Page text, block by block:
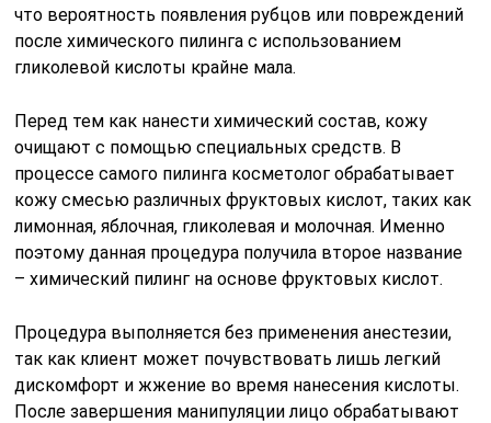
что вероятность появления рубцов или повреждений
после химического пилинга с использованием
гликолевой кислоты крайне мала.
Перед тем как нанести химический состав, кожу
очищают с помощью специальных средств. В
процессе самого пилинга косметолог обрабатывает
кожу смесью различных фруктовых кислот, таких как
лимонная, яблочная, гликолевая и молочная. Именно
поэтому данная процедура получила второе название
– химический пилинг на основе фруктовых кислот.
Процедура выполняется без применения анестезии,
так как клиент может почувствовать лишь легкий
дискомфорт и жжение во время нанесения кислоты.
После завершения манипуляции лицо обрабатывают